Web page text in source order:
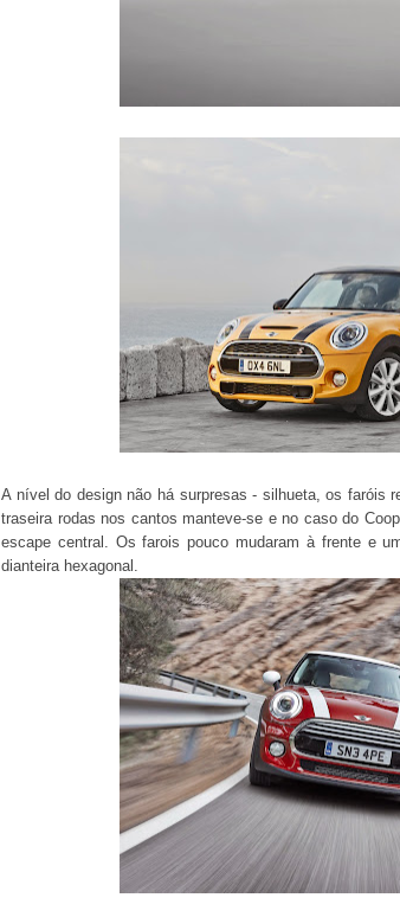
A nível do design não há surpresas - silhueta, os faróis
traseira rodas nos cantos manteve-se e no caso do
escape central. Os farois pouco mudaram à frente e
dianteira hexagonal.